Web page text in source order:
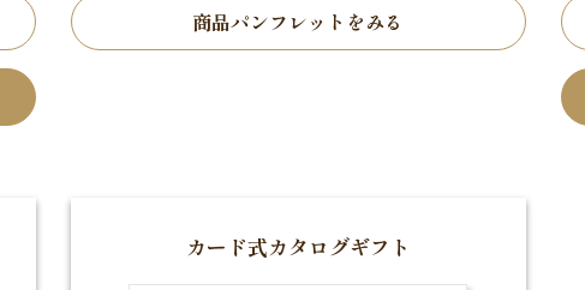
商品パンフレットをみる
カード式カタログギフト